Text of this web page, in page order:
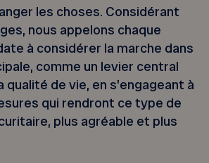
les choses. Considérant
nous appelons chaque
à considérer la marche dans
comme un levier central
qualité de vie, en s’engageant à
qui rendront ce type de
plus agréable et plus